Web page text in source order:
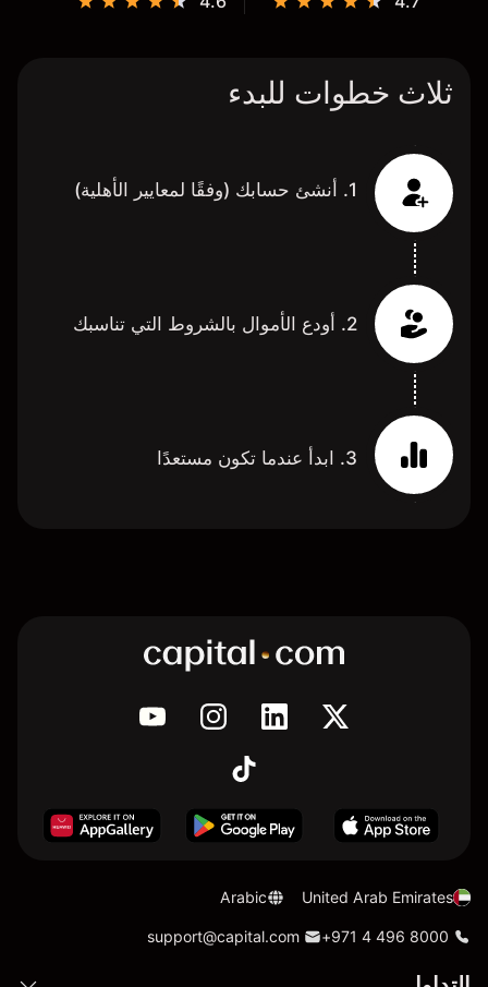
ثلاث خطوات للبدء
1. أنشئ حسابك (وفقًا لمعايير الأهلية)
2. أودع الأموال بالشروط التي تناسبك
3. ابدأ عندما تكون مستعدًا
United Arab Emirates
Arabic
+971 4 496 8000
support@capital.com